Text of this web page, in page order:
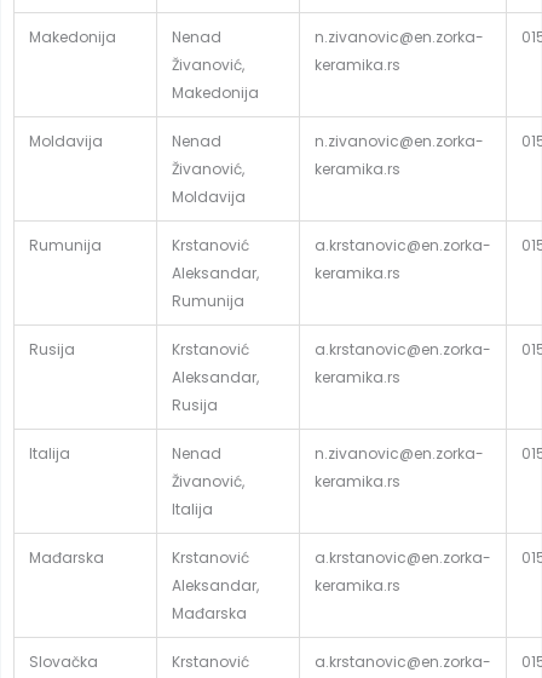
Makedonija
Nenad
Živanović,
Makedonija
n.zivanovic@en.zorka-
keramika.rs
Moldavija
Nenad
Živanović,
Moldavija
n.zivanovic@en.zorka-
keramika.rs
Rumunija
Krstanović
Aleksandar,
Rumunija
a.krstanovic@en.zorka-
keramika.rs
Rusija
Krstanović
Aleksandar,
Rusija
a.krstanovic@en.zorka-
keramika.rs
Italija
Nenad
Živanović,
Italija
n.zivanovic@en.zorka-
keramika.rs
Mađarska
Krstanović
Aleksandar,
Mađarska
a.krstanovic@en.zorka-
keramika.rs
Slovačka
Krstanović
a.krstanovic@en.zorka-